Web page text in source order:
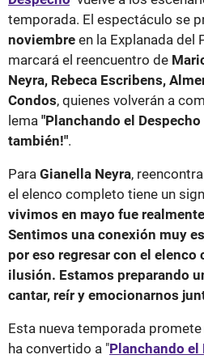
temporada. El espectáculo se
noviembre en la Explanada del
marcará el reencuentro de
Neyra, Rebeca Escribens,
Condos, quienes volverán a
lema "Planchando el
también!".
Para Gianella Neyra,
el elenco completo tiene un
vivimos en mayo fue
Sentimos una conexión muy
por eso regresar con el
ilusión. Estamos preparando
cantar, reír y emocionarnos
Esta nueva temporada
ha convertido a "Planchando el